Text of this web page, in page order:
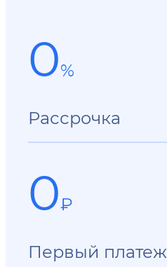
0%
Рассрочка
0₽
Первый платеж